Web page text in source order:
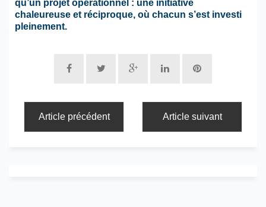
qu’un projet opérationnel : une initiative
chaleureuse et réciproque, où chacun s’est investi
pleinement.
Article précédent Article suivant